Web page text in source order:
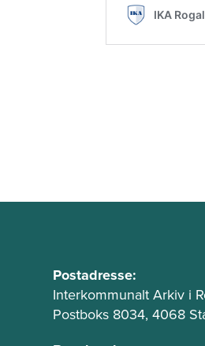
A
d
r
Postadresse:
Interkommunalt Arkiv i
Postboks 8034, 4068